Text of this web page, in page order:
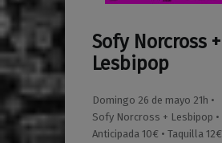
Sofy Norcross +
Lesbipop
Domingo 26 de mayo 21h •
Sofy Norcross + Lesbipop •
Anticipada 10€ • Taquilla 12€
07/04/2024
0
Maravillas